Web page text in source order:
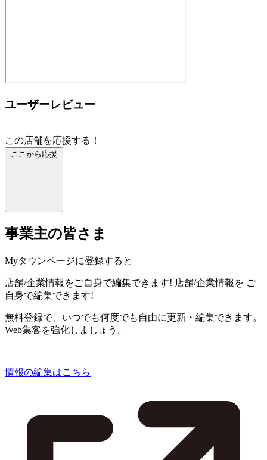
ユーザーレビュー
この店舗を応援する！
ここから応援
事業主の皆さま
Myタウンページに登録すると
店舗/企業情報をご自身で編集できます! 店舗/企業情報を ご
自身で編集できます!
無料登録で、いつでも何度でも自由に更新・編集できます。
Web集客を強化しましょう。
情報の編集はこちら